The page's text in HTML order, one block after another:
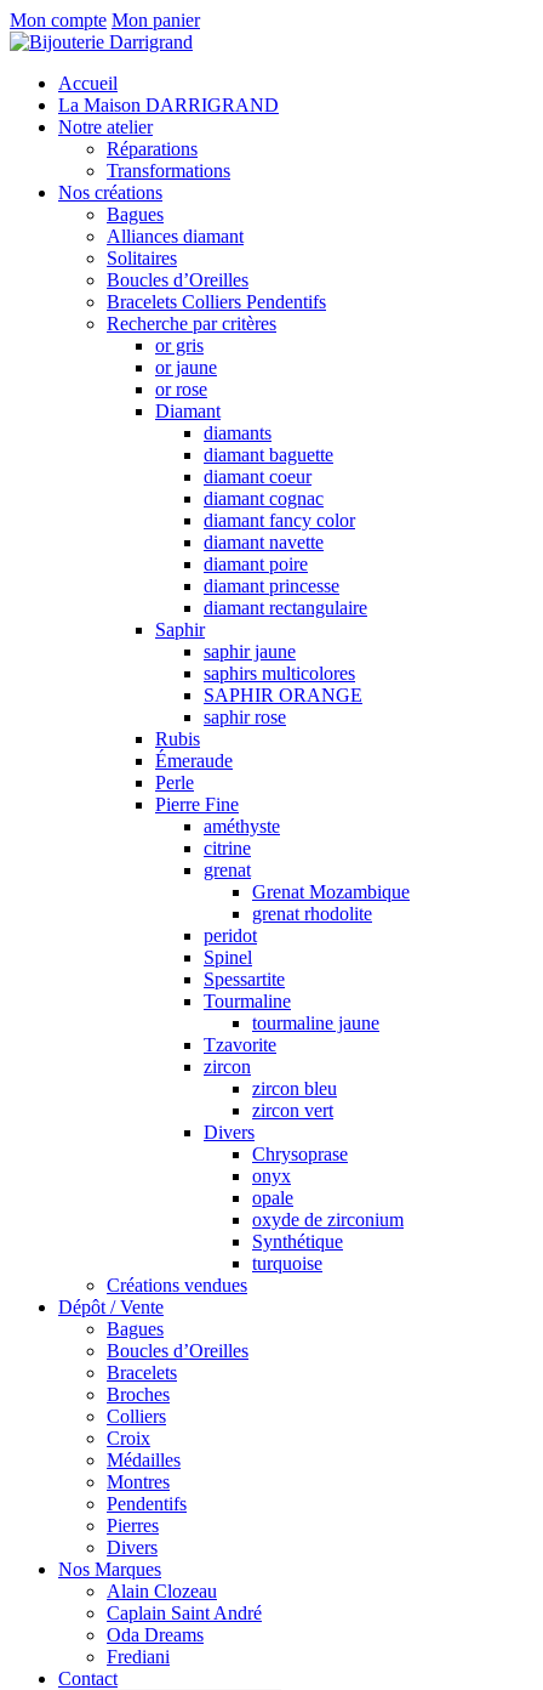
Mon compte Mon panier
Accueil
La Maison DARRIGRAND
Notre atelier
Réparations
Transformations
Nos créations
Bagues
Alliances diamant
Solitaires
Boucles d’Oreilles
Bracelets Colliers Pendentifs
Recherche par critères
or gris
or jaune
or rose
Diamant
diamants
diamant baguette
diamant coeur
diamant cognac
diamant fancy color
diamant navette
diamant poire
diamant princesse
diamant rectangulaire
Saphir
saphir jaune
saphirs multicolores
SAPHIR ORANGE
saphir rose
Rubis
Émeraude
Perle
Pierre Fine
améthyste
citrine
grenat
Grenat Mozambique
grenat rhodolite
peridot
Spinel
Spessartite
Tourmaline
tourmaline jaune
Tzavorite
zircon
zircon bleu
zircon vert
Divers
Chrysoprase
onyx
opale
oxyde de zirconium
Synthétique
turquoise
Créations vendues
Dépôt / Vente
Bagues
Boucles d’Oreilles
Bracelets
Broches
Colliers
Croix
Médailles
Montres
Pendentifs
Pierres
Divers
Nos Marques
Alain Clozeau
Caplain Saint André
Oda Dreams
Frediani
Contact